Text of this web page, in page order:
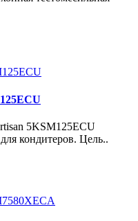
5KSM125ECU
кондитеров. Цель..